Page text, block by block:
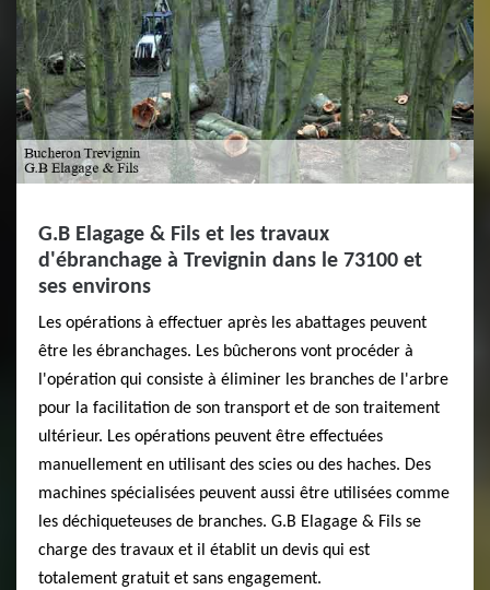
G.B Elagage & Fils et les travaux
d'ébranchage à Trevignin dans le 73100 et
ses environs
Les opérations à effectuer après les abattages peuvent
être les ébranchages. Les bûcherons vont procéder à
l'opération qui consiste à éliminer les branches de l'arbre
pour la facilitation de son transport et de son traitement
ultérieur. Les opérations peuvent être effectuées
manuellement en utilisant des scies ou des haches. Des
machines spécialisées peuvent aussi être utilisées comme
les déchiqueteuses de branches. G.B Elagage & Fils se
charge des travaux et il établit un devis qui est
totalement gratuit et sans engagement.